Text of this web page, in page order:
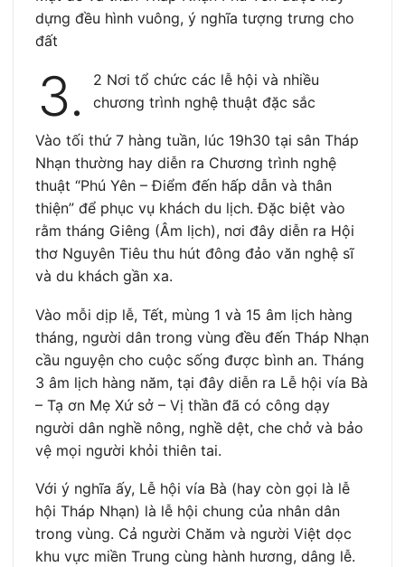
dựng đều hình vuông, ý nghĩa tượng trưng cho
đất
3.
2 Nơi tổ chức các lễ hội và nhiều
chương trình nghệ thuật đặc sắc
Vào tối thứ 7 hàng tuần, lúc 19h30 tại sân Tháp
Nhạn thường hay diễn ra Chương trình nghệ
thuật “Phú Yên – Điểm đến hấp dẫn và thân
thiện” để phục vụ khách du lịch. Đặc biệt vào
rằm tháng Giêng (Âm lịch), nơi đây diễn ra Hội
thơ Nguyên Tiêu thu hút đông đảo văn nghệ sĩ
và du khách gần xa.
Vào mỗi dịp lễ, Tết, mùng 1 và 15 âm lịch hàng
tháng, người dân trong vùng đều đến Tháp Nhạn
cầu nguyện cho cuộc sống được bình an. Tháng
3 âm lịch hàng năm, tại đây diễn ra Lễ hội vía Bà
– Tạ ơn Mẹ Xứ sở – Vị thần đã có công dạy
người dân nghề nông, nghề dệt, che chở và bảo
vệ mọi người khỏi thiên tai.
Với ý nghĩa ấy, Lễ hội vía Bà (hay còn gọi là lễ
hội Tháp Nhạn) là lễ hội chung của nhân dân
trong vùng. Cả người Chăm và người Việt dọc
khu vực miền Trung cùng hành hương, dâng lễ.